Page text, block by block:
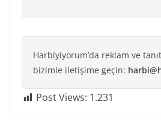
Harbiyiyorum’da reklam ve
bizimle iletişime geçin:
Post Views: 1.231